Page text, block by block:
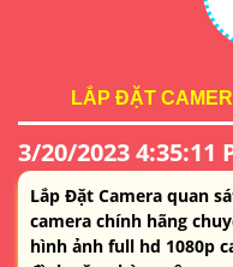
LẮP ĐẶT
3/20/2023 4:35:11
Lắp Đặt Camera quan
camera chính hãng
hình ảnh full hd 1080p